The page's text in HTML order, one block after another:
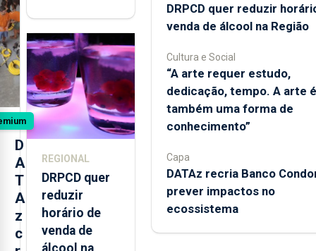
D
A
T
A
z
c
apartamentos
na freguesia
da Maia
REGIONAL
DRPCD quer
reduzir
horário de
venda de
álcool na
DRPCD quer reduzir
venda de álcool na Região
Cultura e Social
“A arte requer estudo,
dedicação, tempo. A arte é
também uma forma de
conhecimento”
Capa
DATAz recria Banco
prever impactos no
ecossistema